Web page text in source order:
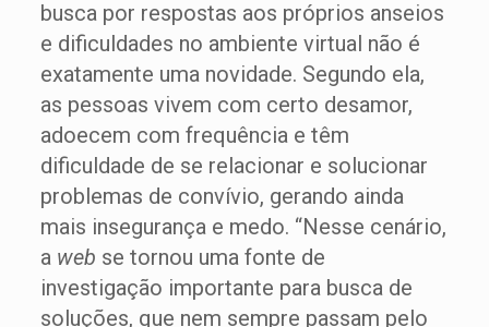
busca por respostas aos próprios anseios
e dificuldades no ambiente virtual não é
exatamente uma novidade. Segundo ela,
as pessoas vivem com certo desamor,
adoecem com frequência e têm
dificuldade de se relacionar e solucionar
problemas de convívio, gerando ainda
mais insegurança e medo. “Nesse cenário,
a web se tornou uma fonte de
investigação importante para busca de
soluções, que nem sempre passam pelo